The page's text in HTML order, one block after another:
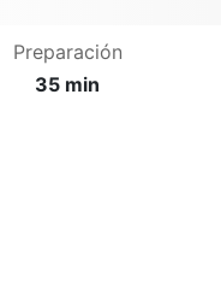
Preparación
35 min